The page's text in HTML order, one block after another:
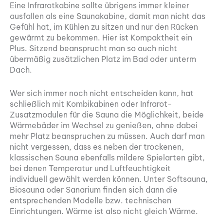
Eine Infrarotkabine sollte übrigens immer kleiner
ausfallen als eine Saunakabine, damit man nicht das
Gefühl hat, im Kühlen zu sitzen und nur den Rücken
gewärmt zu bekommen. Hier ist Kompaktheit ein
Plus. Sitzend beansprucht man so auch nicht
übermäßig zusätzlichen Platz im Bad oder unterm
Dach.
Wer sich immer noch nicht entscheiden kann, hat
schließlich mit Kombikabinen oder Infrarot-
Zusatzmodulen für die Sauna die Möglichkeit, beide
Wärmebäder im Wechsel zu genießen, ohne dabei
mehr Platz beanspruchen zu müssen. Auch darf man
nicht vergessen, dass es neben der trockenen,
klassischen Sauna ebenfalls mildere Spielarten gibt,
bei denen Temperatur und Luftfeuchtigkeit
individuell gewählt werden können. Unter Softsauna,
Biosauna oder Sanarium finden sich dann die
entsprechenden Modelle bzw. technischen
Einrichtungen. Wärme ist also nicht gleich Wärme.